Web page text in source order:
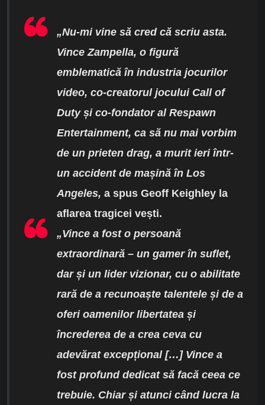
„Nu-mi vine să cred că scriu asta.
Vince Zampella, o figură
emblematică în industria jocurilor
video, co-creatorul jocului Call of
Duty și co-fondator al Respawn
Entertainment, ca să nu mai vorbim
de un prieten drag, a murit ieri într-
un accident de mașină în Los
Angeles, a spus Geoff Keighley la
aflarea tragicei vești.
„Vince a fost o persoană
extraordinară – un gamerîn suflet,
dar și un lider vizionar, cu o abilitate
rară de a recunoaște talentele și de a
oferi oamenilor libertatea și
încrederea de a crea ceva cu
adevărat excepțional […] Vince a
fost profund dedicat să facă ceea ce
trebuie. Chiar și atunci când lucra la